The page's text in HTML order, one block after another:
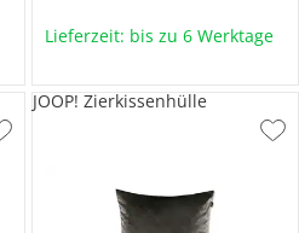
Lieferzeit: bis zu 6 Werktage
JOOP! Zierkissenhülle